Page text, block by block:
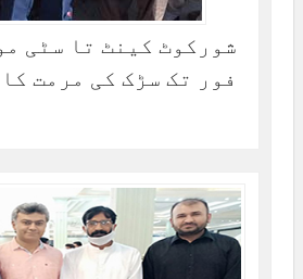
شورکوٹ کینٹ تا سٹی
فور تک سڑک کی مرمت